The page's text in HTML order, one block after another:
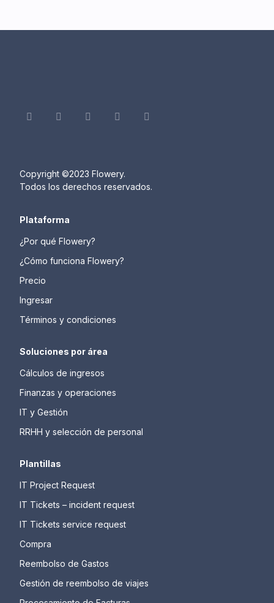
Copyright ©2023 Flowery.
Todos los derechos reservados.
Plataforma
¿Por qué Flowery?
¿Cómo funciona Flowery?
Precio
Ingresar
Términos y condiciones
Soluciones por área
Cálculos de ingresos
Finanzas y operaciones
IT y Gestión
RRHH y selección de personal
Plantillas
IT Project Request
IT Tickets – incident request
IT Tickets service request
Compra
Reembolso de Gastos
Gestión de reembolso de viajes